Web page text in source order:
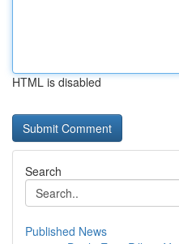
HTML is disabled
Search
Published News